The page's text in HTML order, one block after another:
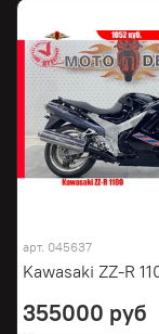
арт. 045637
Kawasaki ZZ-R
355000 руб